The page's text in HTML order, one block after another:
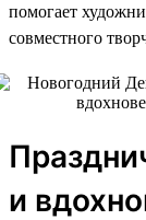
помогает
совместного
и